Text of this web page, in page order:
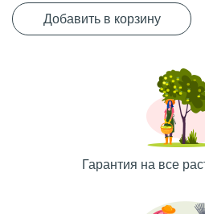
Добавить в корзину
Гарантия на все